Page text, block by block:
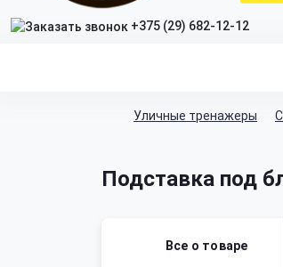
+375 (29) 682-12-12
Уличные тренажеры
Подставка под
Все о товаре